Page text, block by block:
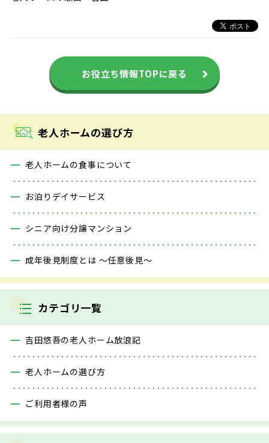
お役立ち情報TOPに戻る
老人ホームの選び方
老人ホームの食事について
お泊りデイサービス
シニア向け分譲マンション
成年後見制度とは ～任意後見～
カテゴリ一覧
吉田悠吾の老人ホーム放浪記
老人ホームの選び方
ご利用者様の声